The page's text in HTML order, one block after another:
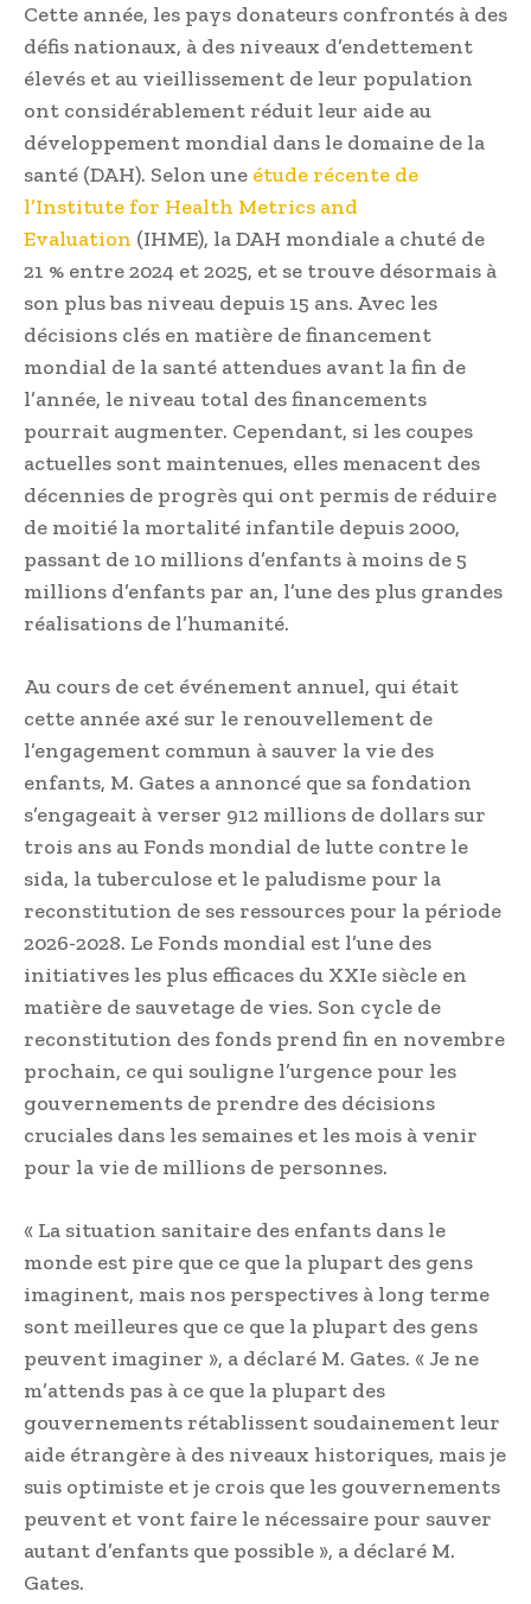
Cette année, les pays donateurs confrontés à des
défis nationaux, à des niveaux d’endettement
élevés et au vieillissement de leur population
ont considérablement réduit leur aide au
développement mondial dans le domaine de la
santé (DAH). Selon une étude récente de
l’Institute for Health Metrics and
Evaluation (IHME), la DAH mondiale a chuté de
21 % entre 2024 et 2025, et se trouve désormais à
son plus bas niveau depuis 15 ans. Avec les
décisions clés en matière de financement
mondial de la santé attendues avant la fin de
l’année, le niveau total des financements
pourrait augmenter. Cependant, si les coupes
actuelles sont maintenues, elles menacent des
décennies de progrès qui ont permis de réduire
de moitié la mortalité infantile depuis 2000,
passant de 10 millions d’enfants à moins de 5
millions d’enfants par an, l’une des plus grandes
réalisations de l’humanité.
Au cours de cet événement annuel, qui était
cette année axé sur le renouvellement de
l’engagement commun à sauver la vie des
enfants, M. Gates a annoncé que sa fondation
s’engageait à verser 912 millions de dollars sur
trois ans au Fonds mondial de lutte contre le
sida, la tuberculose et le paludisme pour la
reconstitution de ses ressources pour la période
2026-2028. Le Fonds mondial est l’une des
initiatives les plus efficaces du XXIe siècle en
matière de sauvetage de vies. Son cycle de
reconstitution des fonds prend fin en novembre
prochain, ce qui souligne l’urgence pour les
gouvernements de prendre des décisions
cruciales dans les semaines et les mois à venir
pour la vie de millions de personnes.
« La situation sanitaire des enfants dans le
monde est pire que ce que la plupart des gens
imaginent, mais nos perspectives à long terme
sont meilleures que ce que la plupart des gens
peuvent imaginer », a déclaré M. Gates. « Je ne
m’attends pas à ce que la plupart des
gouvernements rétablissent soudainement leur
aide étrangère à des niveaux historiques, mais je
suis optimiste et je crois que les gouvernements
peuvent et vont faire le nécessaire pour sauver
autant d’enfants que possible », a déclaré M.
Gates.